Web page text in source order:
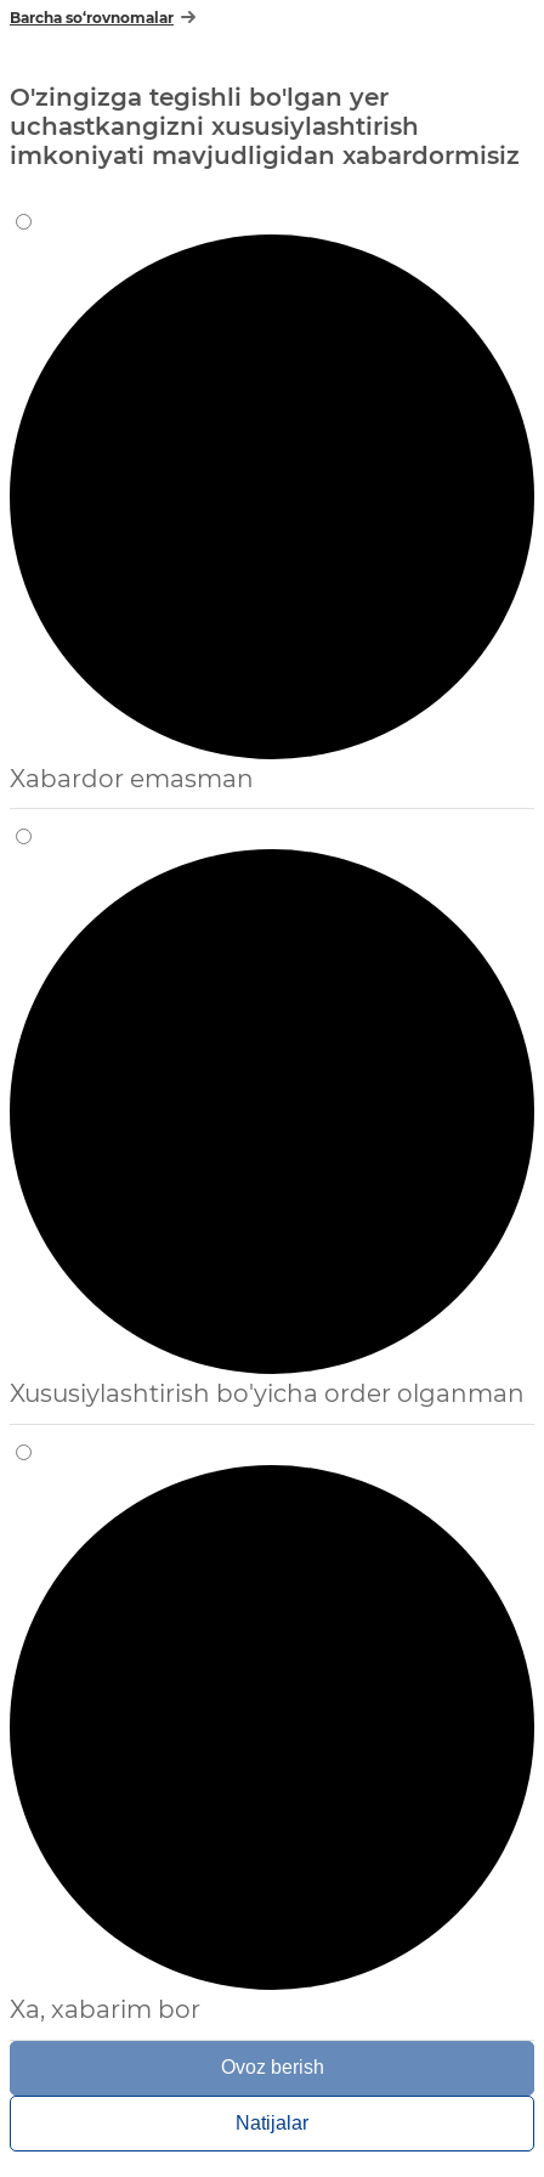
Barcha so‘rovnomalar
O'zingizga tegishli bo'lgan yer
uchastkangizni xususiylashtirish
imkoniyati mavjudligidan xabardormisiz
Xabardor emasman
Xususiylashtirish bo'yicha order olganman
Xa, xabarim bor
Ovoz berish
Natijalar